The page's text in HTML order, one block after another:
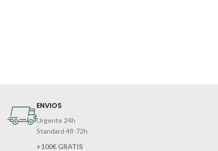
ENVIOS
Urgente 24h
Standard 48-72h
+100€ GRATIS